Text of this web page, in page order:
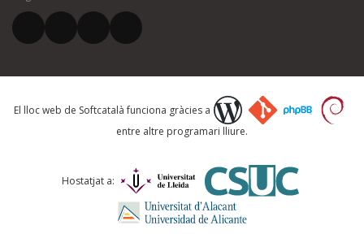
El vostre correu electrònic *
Què proposeu?
Comentari *
El lloc web de Softcatalà funciona gràcies a
entre altre programari lliure.
Hostatjat a: